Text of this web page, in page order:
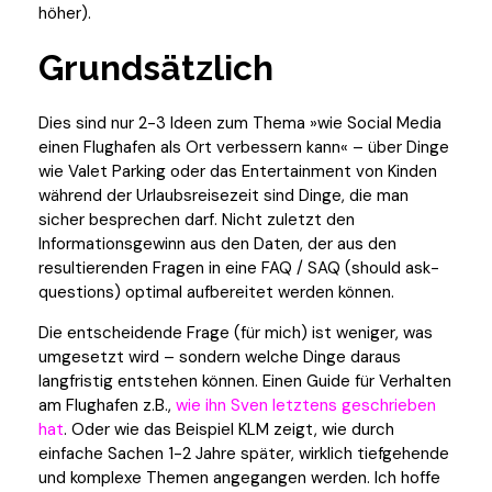
höher).
Grundsätzlich
Dies sind nur 2-3 Ideen zum Thema »wie Social Media
einen Flughafen als Ort verbessern kann« – über Dinge
wie Valet Parking oder das Entertainment von Kinden
während der Urlaubsreisezeit sind Dinge, die man
sicher besprechen darf. Nicht zuletzt den
Informationsgewinn aus den Daten, der aus den
resultierenden Fragen in eine FAQ / SAQ (should ask-
questions) optimal aufbereitet werden können.
Die entscheidende Frage (für mich) ist weniger, was
umgesetzt wird – sondern welche Dinge daraus
langfristig entstehen können. Einen Guide für Verhalten
am Flughafen z.B., wie ihn Sven letztens geschrieben
hat. Oder wie das Beispiel KLM zeigt, wie durch
einfache Sachen 1-2 Jahre später, wirklich tiefgehende
und komplexe Themen angegangen werden. Ich hoffe